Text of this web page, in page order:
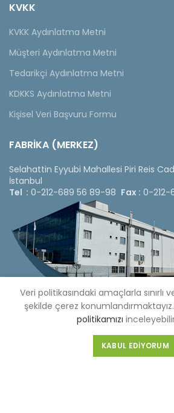
KVKK
KVKK Aydınlatma Metni
Müşteri Aydınlatma Metni
Tedarikçi Aydınlatma Metni
KDKKS Aydınlatma Metni
Kişisel Veri Başvuru Formu
FABRİKA (MERKEZ)
Selahattin Eyyubi Mahallesi Piri Reis
İstanbul
Tel : 0-212-689 56 89-98 Fax : 0-212-
Veri politikasındaki amaçlarla
şekilde çerez
politikamızı
KABUL EDIYORUM